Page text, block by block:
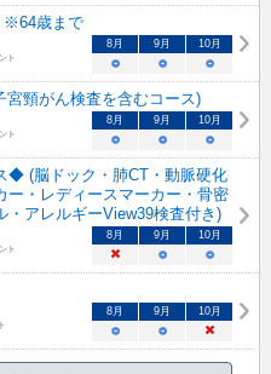
※64歳まで
ト
8 月 9 月 10月
○ ○ ○
頸がん検査を含むコース)
ト
8 月 9 月 10月
○ ○ ○
◆ (脳ドック・肺CT・動脈硬化
ー・レディースマーカー・骨密
・アレルギーView39検査付き)
ト
8 月 9 月 10月
× ○ ○
8 月 9 月 10月
○ ○ ×